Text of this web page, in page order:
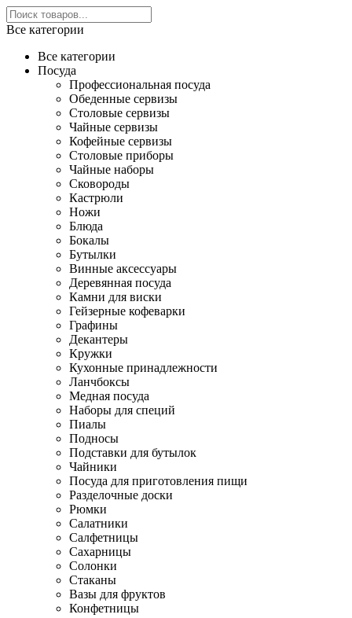
Все категории
Все категории
Посуда
Профессиональная посуда
Обеденные сервизы
Столовые сервизы
Чайные сервизы
Кофейные сервизы
Столовые приборы
Чайные наборы
Сковороды
Кастрюли
Ножи
Блюда
Бокалы
Бутылки
Винные аксессуары
Деревянная посуда
Камни для виски
Гейзерные кофеварки
Графины
Декантеры
Кружки
Кухонные принадлежности
Ланчбоксы
Медная посуда
Наборы для специй
Пиалы
Подносы
Подставки для бутылок
Чайники
Посуда для приготовления пищи
Разделочные доски
Рюмки
Салатники
Салфетницы
Сахарницы
Солонки
Стаканы
Вазы для фруктов
Конфетницы